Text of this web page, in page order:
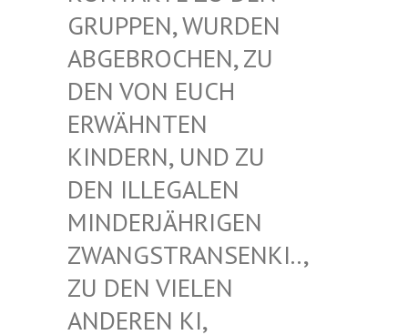
RUPPEN, WURDEN A
BGEBROCHEN, ZU D
EN VON EUCH E
RWÄHNTEN K
INDERN, UND ZU D
EN ILLEGALEN M
INDERJÄHRIGEN Z
WANGSTRANSENKI.., Z
U DEN VIELEN A
NDEREN KI, W